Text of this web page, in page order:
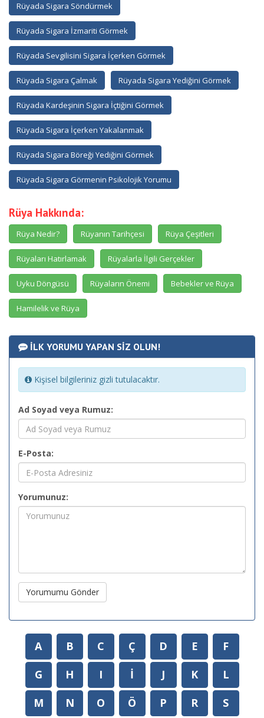
Rüyada Sigara Söndürmek
Rüyada Sigara İzmariti Görmek
Rüyada Sevgilisini Sigara İçerken Görmek
Rüyada Sigara Çalmak Rüyada Sigara Yediğini Görmek
Rüyada Kardeşinin Sigara İçtiğini Görmek
Rüyada Sigara İçerken Yakalanmak
Rüyada Sigara Böreği Yediğini Görmek
Rüyada Sigara Görmenin Psikolojik Yorumu
Rüya Hakkında:
Rüya Nedir? Rüyanın Tarihçesi Rüya Çeşitleri
Rüyaları Hatırlamak Rüyalarla İlgili Gerçekler
Uyku Döngüsü Rüyaların Önemi Bebekler ve Rüya
Hamilelik ve Rüya
İLK YORUMU YAPAN SİZ OLUN!
Kişisel bilgileriniz gizli tutulacaktır.
Ad Soyad veya Rumuz:
E-Posta:
Yorumunuz:
Yorumumu Gönder
A B C Ç D E
F
G
H I İ J K
L
M
N O Ö P R S